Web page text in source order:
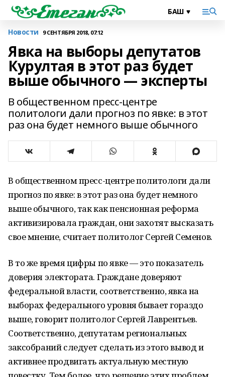
Новости 9 СЕНТЯБРЯ 2018, 07:12
Явка на выборы депутатов
Курултая в этот раз будет
выше обычного — эксперты
В общественном пресс-центре
политологи дали прогноз по явке: в этот
раз она будет немного выше обычного
В общественном пресс-центре политологи дали
прогноз по явке: в этот раз она будет немного
выше обычного, так как пенсионная реформа
активизировала граждан, они захотят высказать
свое мнение, считает политолог Сергей Семенов.
В то же время цифры по явке — это показатель
доверия электората. Граждане доверяют
федеральной власти, соответственно, явка на
выборах федерального уровня бывает гораздо
выше, говорит политолог Сергей Лаврентьев.
Соответственно, депутатам региональных
заксобраний следует сделать из этого вывод и
активнее продвигать актуальную местную